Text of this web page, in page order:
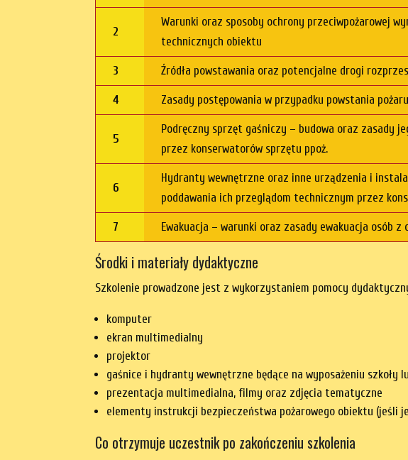
2
Warunki oraz sposoby ochrony przeciwpożarowej
technicznych obiektu
3 Źródła powstawania oraz potencjalne drogi
4 Zasady postępowania w przypadku powstania
5
Podręczny sprzęt gaśniczy – budowa oraz zasady
przez konserwatorów sprzętu ppoż.
6
Hydranty wewnętrzne oraz inne urządzenia i
poddawania ich przeglądom technicznym przez
7 Ewakuacja – warunki oraz zasady ewakuacja osób
Środki i materiały dydaktyczne
Szkolenie prowadzone jest z wykorzystaniem pomocy
komputer
ekran multimedialny
projektor
gaśnice i hydranty wewnętrzne będące na wyposażeniu szkoły
prezentacja multimedialna, filmy oraz zdjęcia tematyczne
elementy instrukcji bezpieczeństwa pożarowego obiektu (jeśli
Co otrzymuje uczestnik po zakończeniu szkolenia